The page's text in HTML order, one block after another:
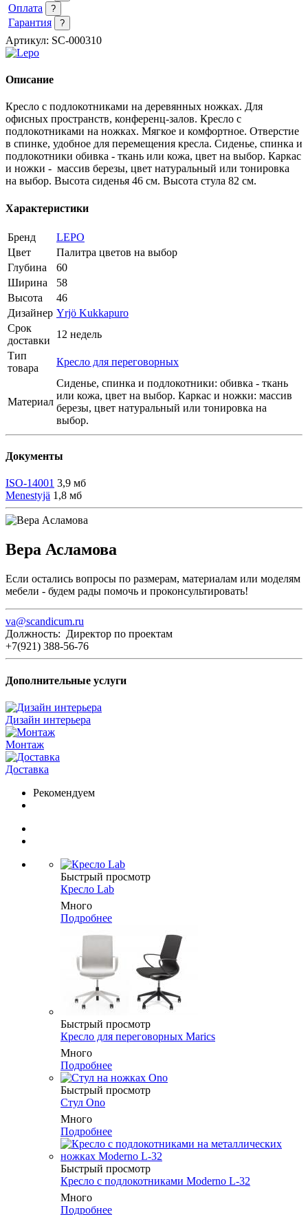
Оплата ?
Гарантия ?
Артикул: SC-000310
Описание
Кресло с подлокотниками на деревянных ножках. Для
офисных пространств, конференц-залов. Кресло с
подлокотниками на ножках. Мягкое и комфортное. Отверстие
в спинке, удобное для перемещения кресла. Сиденье, спинка и
подлокотники обивка - ткань или кожа, цвет на выбор. Каркас
и ножки - массив березы, цвет натуральный или тонировка
на выбор. Высота сиденья 46 см. Высота стула 82 см.
Характеристики
Бренд
LEPO
Цвет
Палитра цветов на выбор
Глубина
60
Ширина
58
Высота
46
Дизайнер Yrjö Kukkapuro
Срок
доставки
12 недель
Тип
товара
Кресло для переговорных
Материал
Сиденье, спинка и подлокотники: обивка - ткань
или кожа, цвет на выбор. Каркас и ножки: массив
березы, цвет натуральный или тонировка на
выбор.
Документы
ISO-14001 3,9 мб
Menestyjä 1,8 мб
Вера Асламова
Если остались вопросы по размерам, материалам или моделям
мебели - будем рады помочь и проконсультировать!
va@scandicum.ru
Должность: Директор по проектам
+7(921) 388-56-76
Дополнительные услуги
Дизайн интерьера
Монтаж
Доставка
Рекомендуем
Быстрый просмотр
Кресло Lab
Много
Подробнее
Быстрый просмотр
Кресло для переговорных Marics
Много
Подробнее
Быстрый просмотр
Стул Ono
Много
Подробнее
Быстрый просмотр
Кресло c подлокотниками Moderno L-32
Много
Подробнее